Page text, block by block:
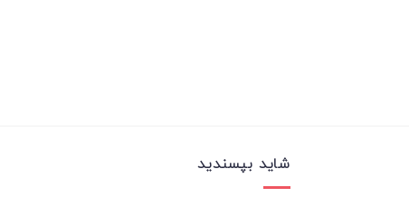
شاید بپسندید